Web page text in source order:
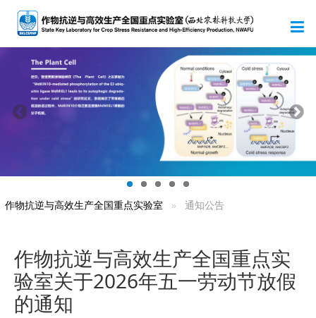
作物抗逆与高效生产全国重点实验室 通知公告
作物抗逆与高效生产全国重点实
验室关于2026年五一劳动节放假
的通知